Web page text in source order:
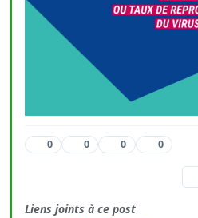
0 0 0 0
Liens joints à ce post